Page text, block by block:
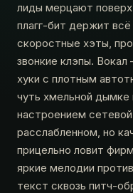
лиды мерцают
плагг-бит держит
скоростные хэты,
звонкие клэпы.
хуки с плотным
чуть хмельной
настроением
расслабленном, но
прицельно ловит
яркие мелодии
текст сквозь питч-